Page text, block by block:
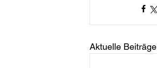
Aktuelle Beiträge